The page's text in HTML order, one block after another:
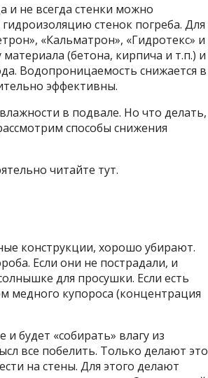
и не всегда стенки можно
стенок погреба. Для
«Кальматрон», «Гидротекс» и
(бетона, кирпича и т.п.) и
Водопроницаемость снижается в
эффективны.
в подвале. Но что делать,
способы снижения
читайте тут.
конструкции, хорошо убирают.
Если они не пострадали, и
для просушки. Если есть
медного купороса (концентрация
будет «собирать» влагу из
все побелить. Только делают это
на стены. Для этого делают